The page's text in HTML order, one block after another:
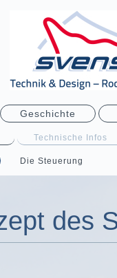
Geschichte
Technische Infos
Die Steuerung
des